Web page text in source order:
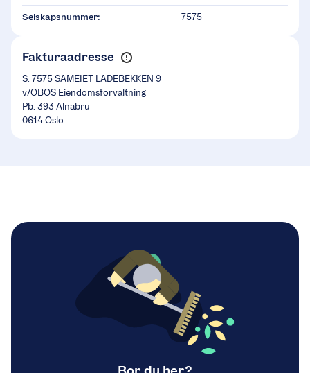
Selskapsnummer: 7575
Fakturaadresse
S. 7575 SAMEIET LADEBEKKEN 9
v/OBOS Eiendomsforvaltning
Pb. 393 Alnabru
0614 Oslo